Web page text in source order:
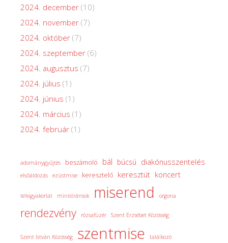
2024. december (10)
2024. november (7)
2024. október (7)
2024. szeptember (6)
2024. augusztus (7)
2024. július (1)
2024. június (1)
2024. március (1)
2024. február (1)
adománygyűjtés beszámoló bál búcsú diakónusszentelés
elsőáldozás ezüstmise keresztelő keresztút koncert
lelkigyakorlat ministránsok miserend orgona
rendezvény rózsafüzér Szent Erzsébet Közösség
Szent István Közösség szentmise találkozó